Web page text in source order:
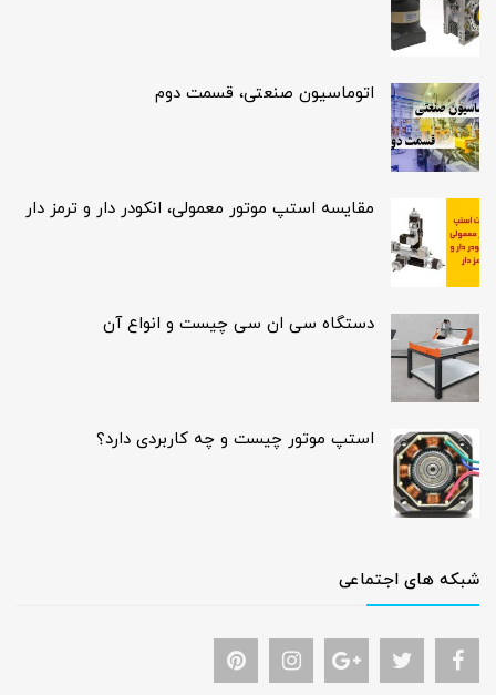
اتوماسیون صنعتی، قسمت دوم
مقایسه استپ موتور معمولی، انکودر دار و ترمز دار
دستگاه سی ان سی چیست و انواع آن
استپ موتور چیست و چه کاربردی دارد؟
شبکه های اجتماعی